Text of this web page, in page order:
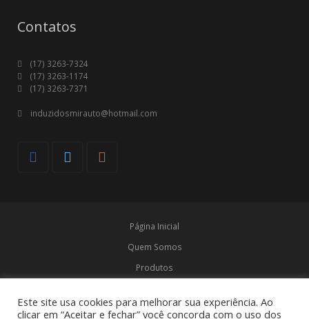
Contatos
(17) 3263-7324
(17) 3263-1174
(17) 3263-7371
induzidosmirauto@hotmail.com
Página Inicial
Quem Somos
Produtos
Contato
Este site usa cookies para melhorar sua experiência. Ao
clicar em “Aceitar e fechar” você concorda com o uso dos